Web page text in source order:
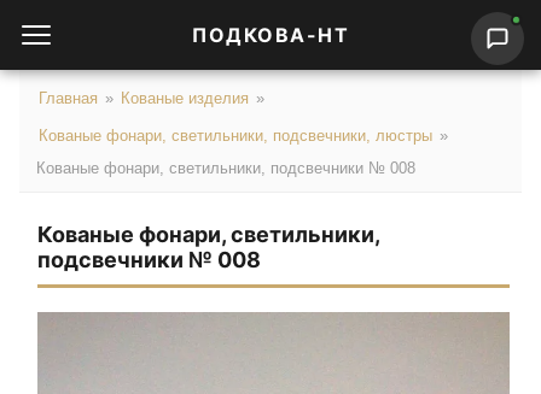
ПОДКОВА-НТ
Главная » Кованые изделия »
Кованые фонари, светильники, подсвечники, люстры »
Кованые фонари, светильники, подсвечники № 008
Кованые фонари, светильники,
подсвечники № 008